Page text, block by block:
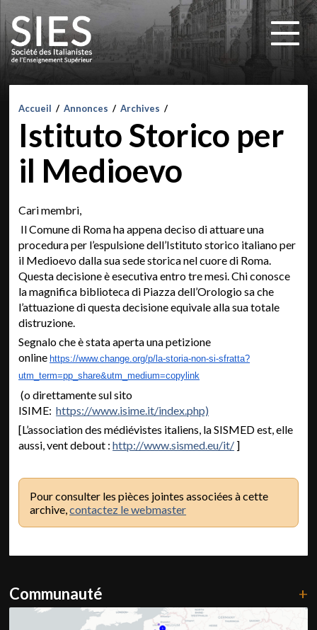
Accueil / Annonces / Archives /
Istituto Storico per
il Medioevo
Cari membri,
Il Comune di Roma ha appena deciso di attuare una
procedura per l’espulsione dell’Istituto storico italiano per
il Medioevo dalla sua sede storica nel cuore di Roma.
Questa decisione è esecutiva entro tre mesi. Chi conosce
la magnifica biblioteca di Piazza dell’Orologio sa che
l’attuazione di questa decisione equivale alla sua totale
distruzione.
Segnalo che è stata aperta una petizione
online https://www.change.org/p/la-storia-non-si-sfratta?
utm_term=pp_share&utm_medium=copylink
(o direttamente sul sito
ISIME:https://www.isime.it/index.php)
[L’association des médiévistes italiens, la SISMED est, elle
aussi, vent debout :http://www.sismed.eu/it/ ]
Pour consulter les pièces jointes associées à cette
archive,contactez le webmaster
Communauté +